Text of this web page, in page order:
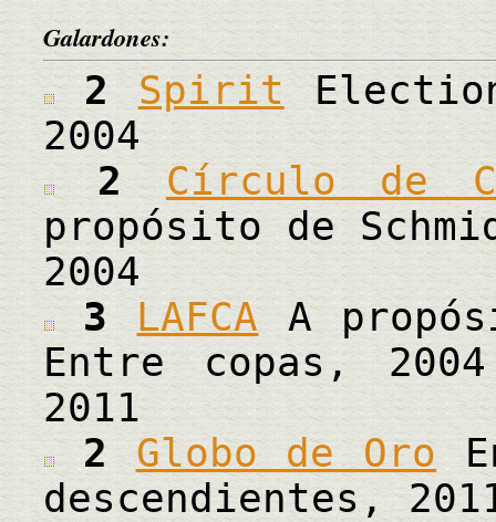
Galardones:
2Spirit
2004
2Círculo de
propósito de
2004
3LAFCAA
Entre copas,
2011
2Globo de Oro
descendientes,